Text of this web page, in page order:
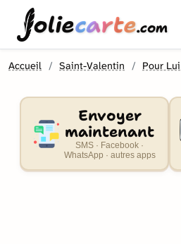
oliecarte.com
Accueil Saint-Valentin Pour Lui
Envoyer
maintenant
SMS · Facebook ·
WhatsApp · autres apps